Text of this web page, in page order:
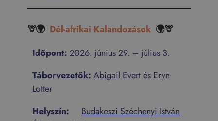
🦒🌍 Dél-afrikai Kalandozások 🌍🦒
Időpont: 2026. június 29. – július 3.
Táborvezetők: Abigail Evert és Eryn
Lotter
Helyszín:
Budakeszi Széchenyi István